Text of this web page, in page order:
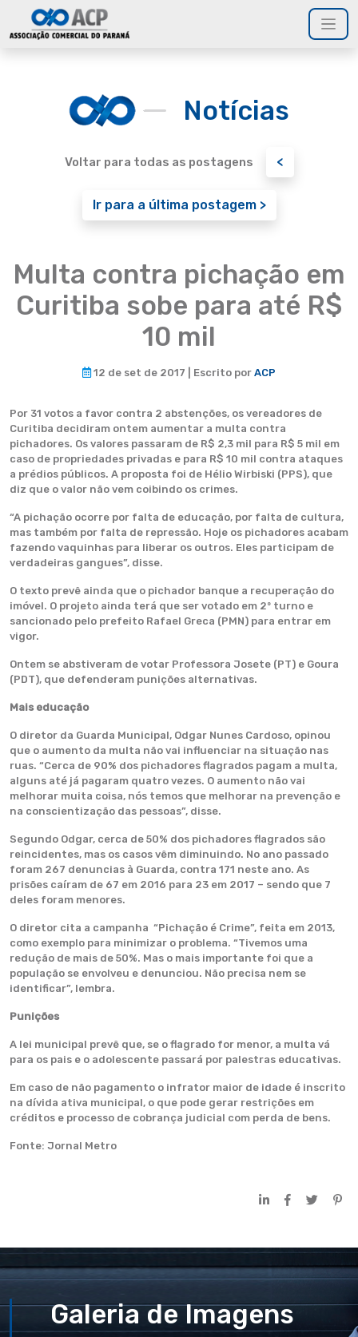
Notícias
Voltar para todas as postagens <
Ir para a última postagem >
Multa contra pichação em
Curitiba sobe para até R$
10 mil
12 de set de 2017 | Escrito por ACP
Por 31 votos a favor contra 2 abstenções, os vereadores de
Curitiba decidiram ontem aumentar a multa contra
pichadores. Os valores passaram de R$ 2,3 mil para R$ 5 mil em
caso de propriedades privadas e para R$ 10 mil contra ataques
a prédios públicos. A proposta foi de Hélio Wirbiski (PPS), que
diz que o valor não vem coibindo os crimes.
“A pichação ocorre por falta de educação, por falta de cultura,
mas também por falta de repressão. Hoje os pichadores acabam
fazendo vaquinhas para liberar os outros. Eles participam de
verdadeiras gangues”, disse.
O texto prevê ainda que o pichador banque a recuperação do
imóvel. O projeto ainda terá que ser votado em 2º turno e
sancionado pelo prefeito Rafael Greca (PMN) para entrar em
vigor.
Ontem se abstiveram de votar Professora Josete (PT) e Goura
(PDT), que defenderam punições alternativas.
Mais educação
O diretor da Guarda Municipal, Odgar Nunes Cardoso, opinou
que o aumento da multa não vai influenciar na situação nas
ruas. “Cerca de 90% dos pichadores flagrados pagam a multa,
alguns até já pagaram quatro vezes. O aumento não vai
melhorar muita coisa, nós temos que melhorar na prevenção e
na conscientização das pessoas”, disse.
Segundo Odgar, cerca de 50% dos pichadores flagrados são
reincidentes, mas os casos vêm diminuindo. No ano passado
foram 267 denuncias à Guarda, contra 171 neste ano. As
prisões caíram de 67 em 2016 para 23 em 2017 – sendo que 7
deles foram menores.
O diretor cita a campanha “Pichação é Crime”, feita em 2013,
como exemplo para minimizar o problema. “Tivemos uma
redução de mais de 50%. Mas o mais importante foi que a
população se envolveu e denunciou. Não precisa nem se
identificar”, lembra.
Punições
A lei municipal prevê que, se o flagrado for menor, a multa vá
para os pais e o adolescente passará por palestras educativas.
Em caso de não pagamento o infrator maior de idade é inscrito
na dívida ativa municipal, o que pode gerar restrições em
créditos e processo de cobrança judicial com perda de bens.
Fonte: Jornal Metro
Galeria de Imagens